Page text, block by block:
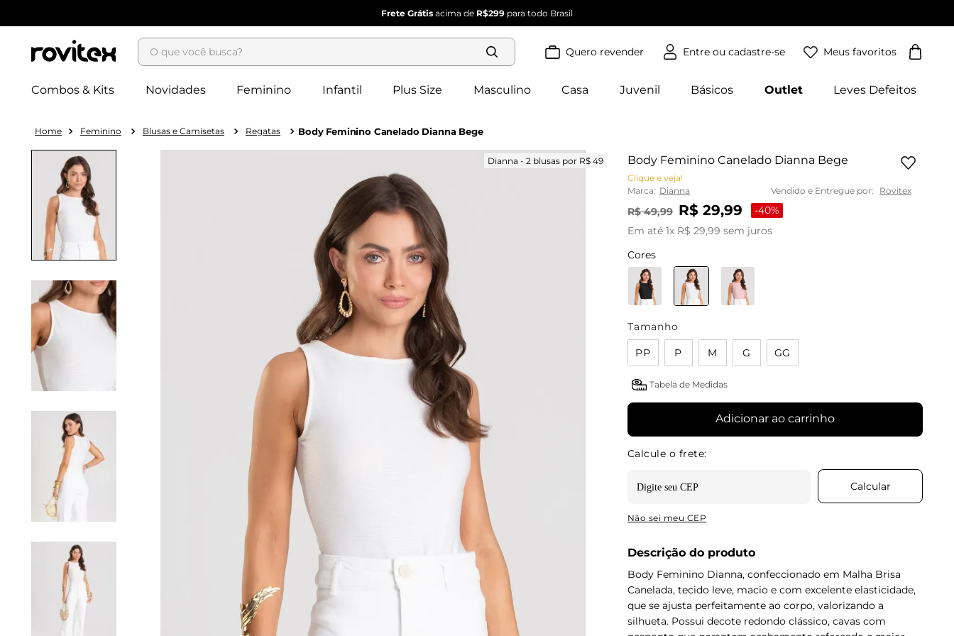
Frete Grátis acima de R$299 para todo Brasil
O que você busca?
Quero revender Meus favoritos
Combos & Kits Novidades Feminino Infantil Plus Size Masculino Casa Juvenil Básicos Outlet Leves Defeitos
Feminino Blusas e Camisetas Regatas Body Feminino Canelado Dianna Bege
Dianna - 2 blusas por R$ 49 Body Feminino Canelado Dianna Bege
Clique e veja!
Marca: Dianna Vendido e Entregue por: Rovitex
R$ 49,99 R$ 29,99 -40%
Em até 1x R$ 29,99 sem juros
Cores
Tamanho
PP P M G GG
Tabela de Medidas
Adicionar ao carrinho
Não sei meu CEP
Descrição do produto
Body Feminino Dianna, confeccionado em Malha Brisa
Canelada, tecido leve, macio e com excelente elasticidade,
que se ajusta perfeitamente ao corpo, valorizando a
silhueta. Possui decote redondo clássico, cavas com
Termos mais
buscados
2 º
vestido
3º
5º
6º
feminino